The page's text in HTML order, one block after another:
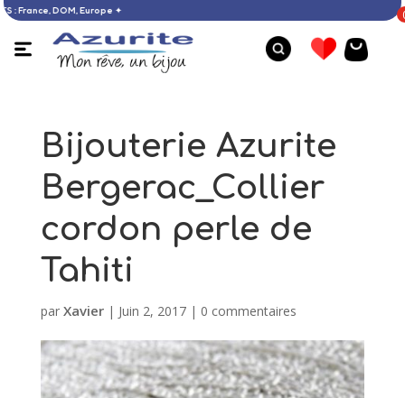
: France, DOM, Europe ✦
Bijouterie Azurite
Bergerac_Collier
cordon perle de
Tahiti
par Xavier| Juin 2, 2017| 0 commentaires
Boucles d'oreilles lapis-